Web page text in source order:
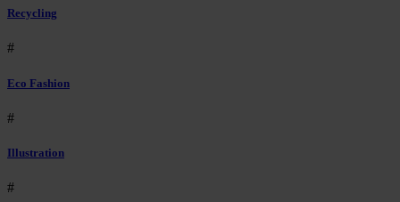
Recycling
#
Eco Fashion
#
Illustration
#